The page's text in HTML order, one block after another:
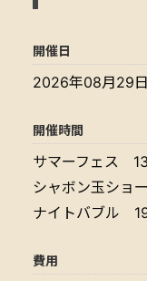
開催日
2026年08月29日
開催時間
サマーフェス
シャボン玉ショ
ナイトバブル
費用